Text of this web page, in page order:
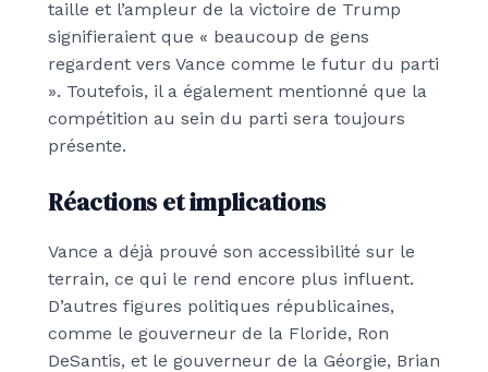
taille et l’ampleur de la victoire de Trump
signifieraient que « beaucoup de gens
regardent vers Vance comme le futur du parti
». Toutefois, il a également mentionné que la
compétition au sein du parti sera toujours
présente.
Réactions et implications
Vance a déjà prouvé son accessibilité sur le
terrain, ce qui le rend encore plus influent.
D’autres figures politiques républicaines,
comme le gouverneur de la Floride, Ron
DeSantis, et le gouverneur de la Géorgie, Brian